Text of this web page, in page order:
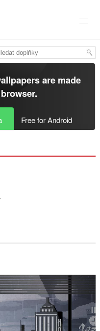
are made
.
Free for Android